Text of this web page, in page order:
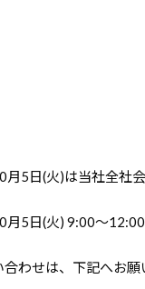
5日(火)は当社全社
月5日(火) 9:00～12:00
わせは、下記へお願